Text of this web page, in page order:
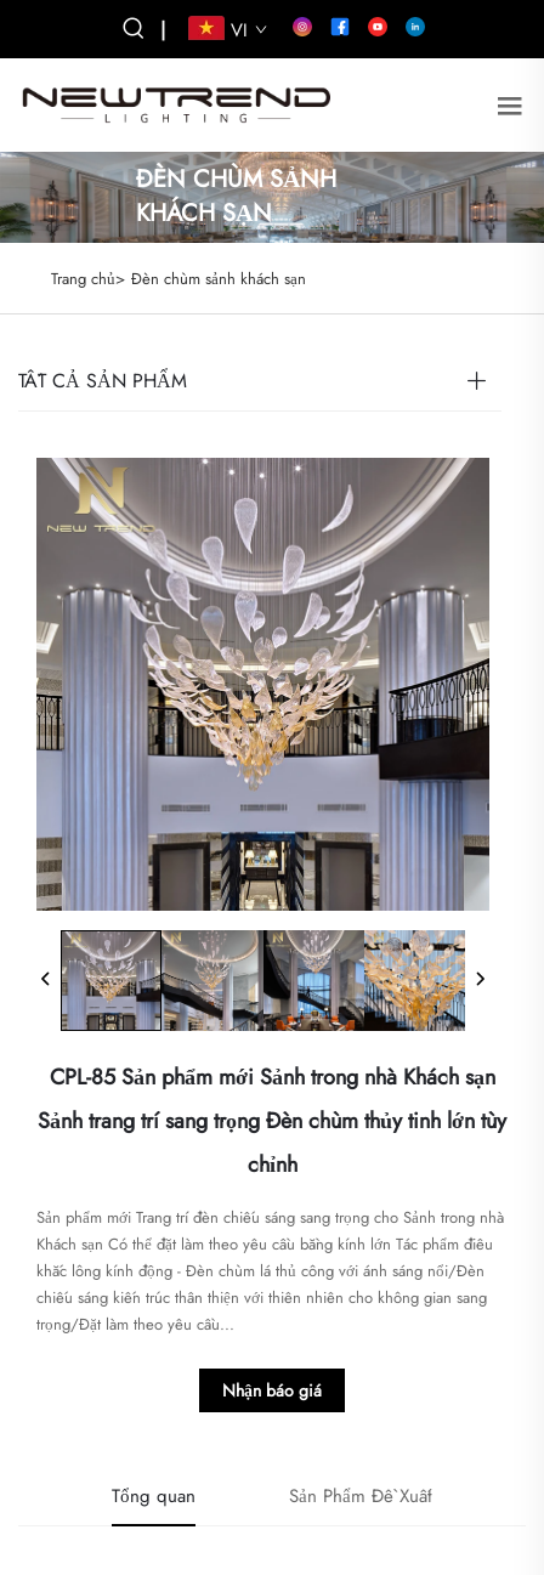
| VI
ĐÈN CHÙM SẢNH
KHÁCH SẠN
Trang chủ> Đèn chùm sảnh khách sạn
TẤT CẢ SẢN PHẨM
CPL-85 Sản phẩm mới Sảnh trong nhà Khách sạn
Sảnh trang trí sang trọng Đèn chùm thủy tinh lớn tùy
chỉnh
Sản phẩm mới Trang trí đèn chiếu sáng sang trọng cho Sảnh trong nhà
Khách sạn Có thể đặt làm theo yêu cầu bằng kính lớn Tác phẩm điêu
khắc lông kính động - Đèn chùm lá thủ công với ánh sáng nổi/Đèn
chiếu sáng kiến trúc thân thiện với thiên nhiên cho không gian sang
trọng/Đặt làm theo yêu cầu...
Nhận báo giá
Tổng quan Sản Phẩm Đề Xuất